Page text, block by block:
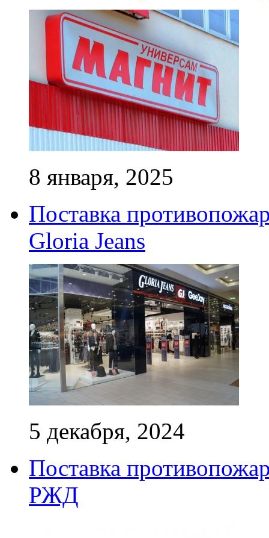
8 января, 2025
Поставка
Gloria Jeans
5 декабря, 2024
Поставка
РЖД